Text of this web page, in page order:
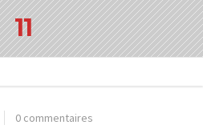
11
0 commentaires